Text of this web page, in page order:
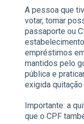
A pessoa que
votar, tomar
passaporte ou
empréstimos
mantidos pelo
pública e
exigida
Importante: a
que o CPF